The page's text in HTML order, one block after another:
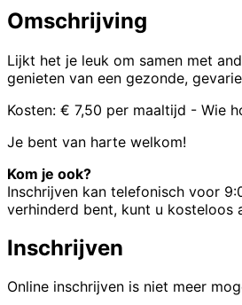
Omschrijving
Lijkt het je leuk om samen met
genieten van een gezonde,
Kosten: € 7,50 per maaltijd - Wie
Je bent van harte welkom!
Kom je ook?
Inschrijven kan telefonisch voor
verhinderd bent, kunt u kosteloos
Inschrijven
Online inschrijven is niet meer